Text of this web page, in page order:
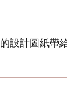
設計圖紙帶